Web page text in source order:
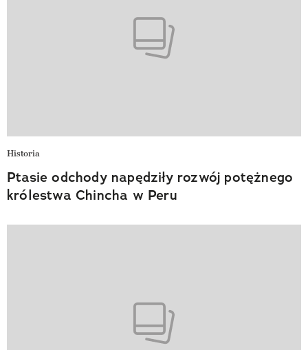
Historia
Ptasie odchody napędziły rozwój potężnego
królestwa Chincha w Peru